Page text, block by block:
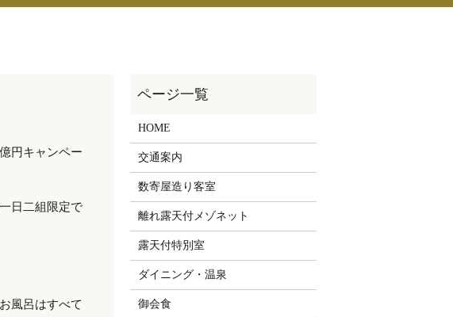
円キャンペー
日二組限定で
風呂はすべて
HOME
交通案内
数寄屋造り客室
離れ露天付メゾネット
露天付特別室
ダイニング・温泉
御会食